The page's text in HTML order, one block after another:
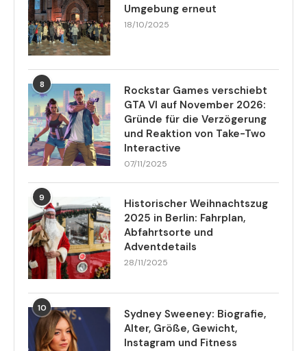
Umgebung erneut
18/10/2025
8
Rockstar Games verschiebt
GTA VI auf November 2026:
Gründe für die Verzögerung
und Reaktion von Take-Two
Interactive
07/11/2025
9
Historischer Weihnachtszug
2025 in Berlin: Fahrplan,
Abfahrtsorte und
Adventdetails
28/11/2025
10
Sydney Sweeney: Biografie,
Alter, Größe, Gewicht,
Instagram und Fitness